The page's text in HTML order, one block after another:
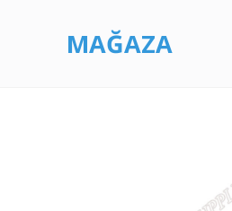
MAĞAZA